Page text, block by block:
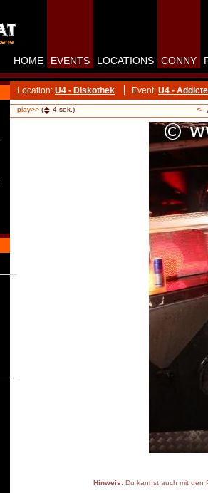
HOME EVENTS LOCATIONS CONNY
Location: U4 - Diskothek Event: U4 -
play>> ( 4 sek.) <-
Hinweis:Du kannst auch mit den